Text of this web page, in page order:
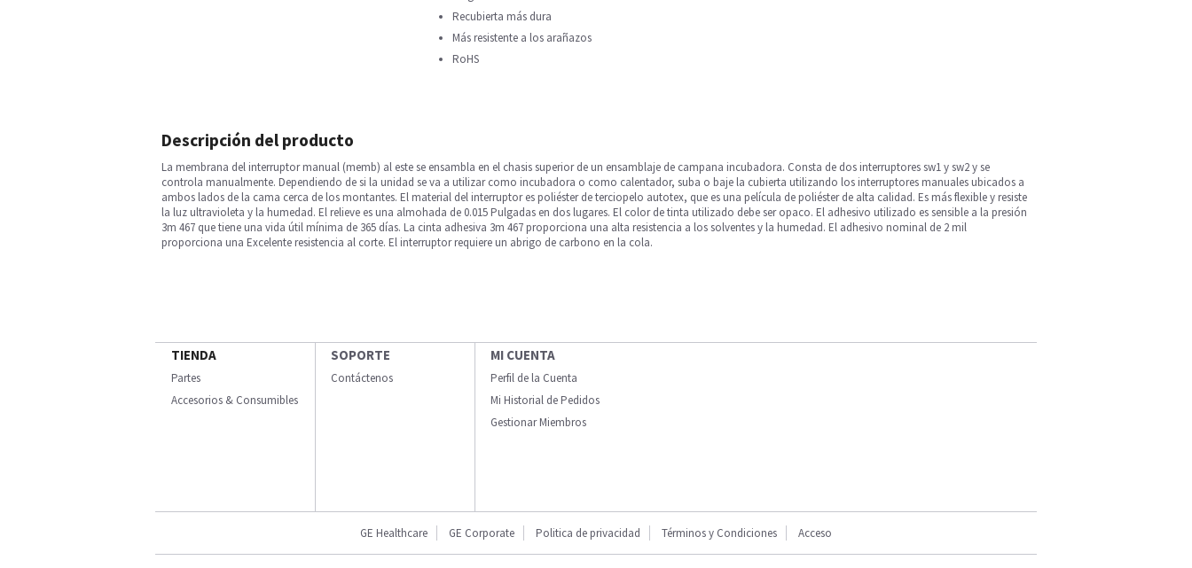
Recubierta más dura
Más resistente a los arañazos
RoHS
Descripción del producto
La membrana del interruptor manual (memb) al este se ensambla en el chasis superior de un ensamblaje de campana incubadora. Consta de dos interruptores sw1 y sw2 y se
controla manualmente. Dependiendo de si la unidad se va a utilizar como incubadora o como calentador, suba o baje la cubierta utilizando los interruptores manuales ubicados a
ambos lados de la cama cerca de los montantes. El material del interruptor es poliéster de terciopelo autotex, que es una película de poliéster de alta calidad. Es más flexible y resiste
la luz ultravioleta y la humedad. El relieve es una almohada de 0.015 Pulgadas en dos lugares. El color de tinta utilizado debe ser opaco. El adhesivo utilizado es sensible a la presión
3m 467 que tiene una vida útil mínima de 365 días. La cinta adhesiva 3m 467 proporciona una alta resistencia a los solventes y la humedad. El adhesivo nominal de 2 mil
proporciona una Excelente resistencia al corte. El interruptor requiere un abrigo de carbono en la cola.
TIENDA
Partes
Accesorios & Consumibles
SOPORTE
Contáctenos
MI CUENTA
Perfil de la Cuenta
Mi Historial de Pedidos
Gestionar Miembros
GE Healthcare GE Corporate Politica de privacidad Términos y Condiciones Acceso